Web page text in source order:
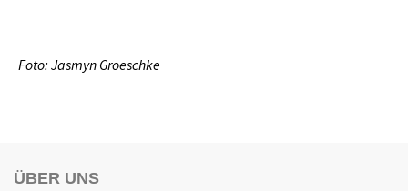
Foto: Jasmyn Groeschke
ÜBER UNS